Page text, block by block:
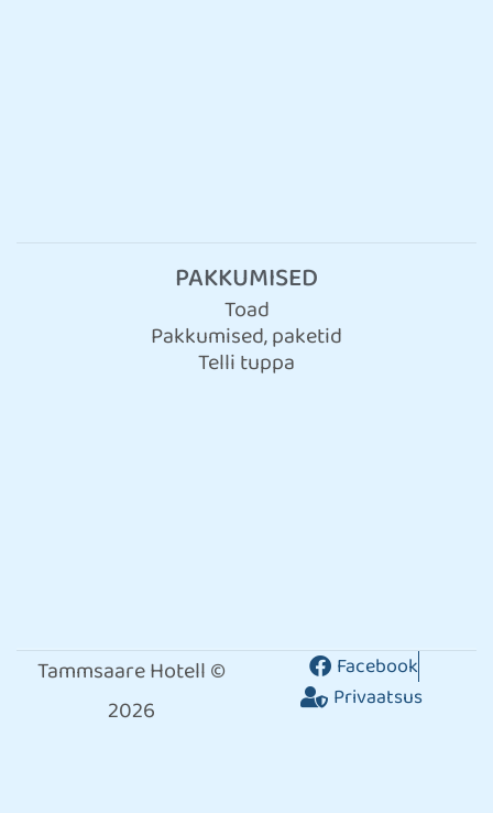
PAKKUMISED
Toad
Pakkumised, paketid
Telli tuppa
Tammsaare Hotell ©
2026
Facebook
Privaatsus